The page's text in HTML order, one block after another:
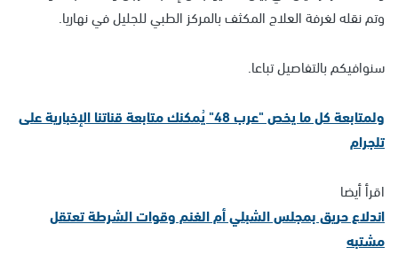
وتم نقله لغرفة العلاج المكثف بالمركز الطبي للجليل في نهاريا.
سنوافيكم بالتفاصيل تباعا.
ولمتابعة كل ما يخص "عرب 48" يُمكنك متابعة قناتنا الإخبارية على
تلجرام
اقرأ أيضا
اندلاع حريق بمجلس الشبلي أم الغنم وقوات الشرطة تعتقل
مشتبه